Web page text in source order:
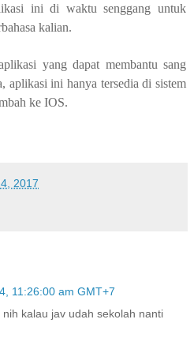
ini di waktu senggang untuk
kalian.
yang dapat membantu sang
aplikasi ini hanya tersedia di sistem
ke IOS.
2017
11:26:00 am GMT+7
kalau jav udah sekolah nanti